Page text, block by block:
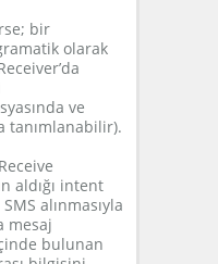
bir
olarak
ve
tanımlanabilir).
aldığı intent
alınmasıyla
mesaj
bulunan